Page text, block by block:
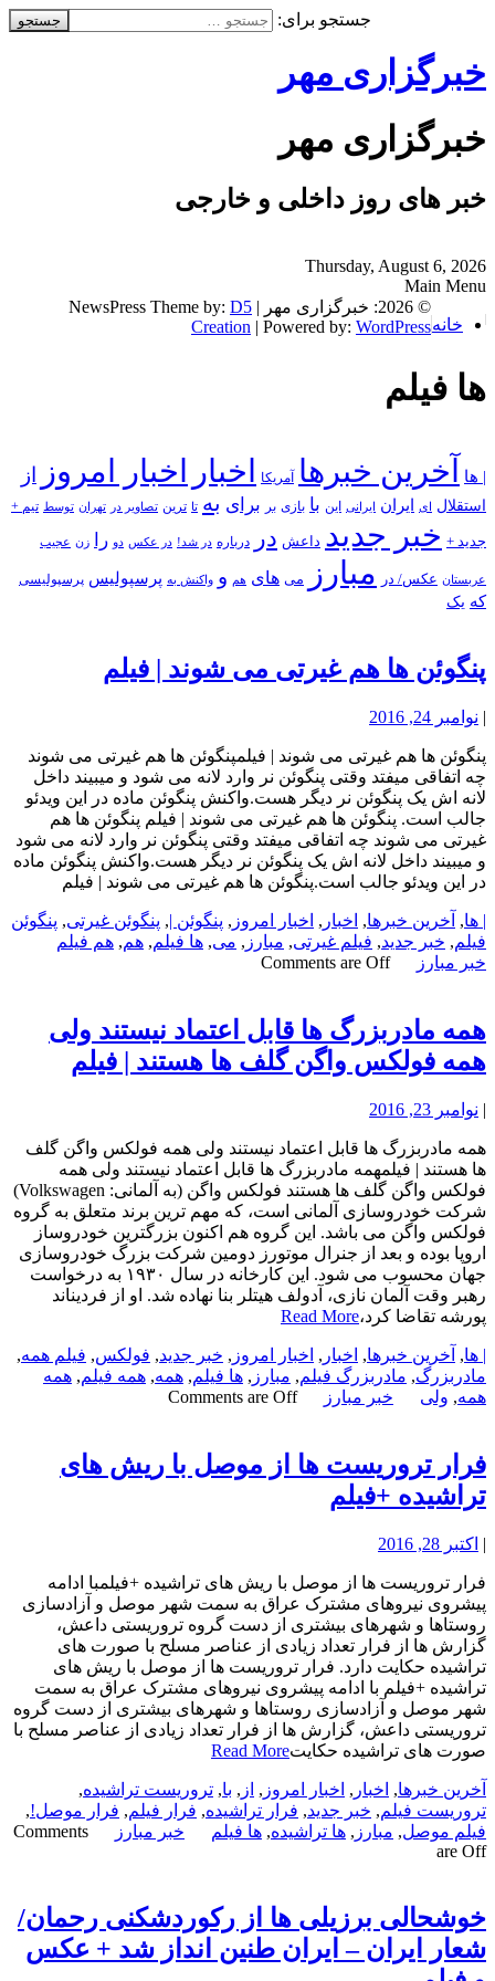
جستجو برای:
خبرگزاری مهر
خبرگزاری مهر
خبر های روز داخلی و خارجی
Thursday, August 6, 2026
Main Menu
خانه
ها فیلم
| ها آخرین خبرها آمریکا اخبار اخبار امروز
استقلال ای ایران ایرانی این با بازی بر برای به تا ترین تصاویر در تهران توسط تیم +
جدید + خبر جدید داعش در درباره در شد! در عکس دو را زن عجیب
عربستان عکس/ در مبارز می های هم و واکنش به پرسپولیس پرسپولیسی
که یک
پنگوئن ها هم غیرتی می شوند | فیلم
نوامبر 24, 2016
پنگوئن ها هم غیرتی می شوند | فیلمپنگوئن ها هم غیرتی می شوند
چه اتفاقی میفتد وقتی پنگوئن نر وارد لانه می شود و میبیند داخل
لانه اش یک پنگوئن نر دیگر هست.واکنش پنگوئن ماده در این ویدئو
جالب است. پنگوئن ها هم غیرتی می شوند | فیلم پنگوئن ها هم
غیرتی می شوند چه اتفاقی میفتد وقتی پنگوئن نر وارد لانه می شود
و میبیند داخل لانه اش یک پنگوئن نر دیگر هست.واکنش پنگوئن ماده
در این ویدئو جالب است.پنگوئن ها هم غیرتی می شوند | فیلم
| ها,آخرین خبرها,اخبار, اخبار امروز, پنگوئن | ,پنگوئن غیرتی ,پنگوئن
فیلم,خبر جدید,فیلم غیرتی ,مبارز , می ,ها فیلم,هم,هم فیلم
خبر مبارز
Comments are Off
همه مادربزرگ ها قابل اعتماد نیستند ولى
همه فولکس واگن گلف ها هستند | فیلم
نوامبر 23, 2016
همه مادربزرگ ها قابل اعتماد نیستند ولى همه فولکس واگن گلف
ها هستند | فیلمهمه مادربزرگ ها قابل اعتماد نیستند ولى همه
فولکس واگن گلف ها هستند فولکس واگن (به آلمانی: Volkswagen)
شرکت خودروسازی آلمانی است، که مهم ترین برند متعلق به گروه
فولکس واگن می باشد. این گروه هم اکنون بزرگترین خودروساز
اروپا بوده و بعد از جنرال موتورز دومین شرکت بزرگ خودروسازی
جهان محسوب می شود. این کارخانه در سال ۱۹۳۰ به درخواست
رهبر وقت آلمان نازی، آدولف هیتلر بنا نهاده شد. او از فردیناند
پورشه تقاضا کرد،Read More
| ها,آخرین خبرها,اخبار, اخبار امروز, خبر جدید,فولکس ,فیلم همه,
مادربزرگ,مادربزرگ فیلم,مبارز , ها فیلم,همه,همه فیلم,همه
همه,ولى خبر مبارز Comments are Off
فرار تروریست ها از موصل با ریش های
تراشیده +فیلم
اکتبر 28, 2016
فرار تروریست ها از موصل با ریش های تراشیده +فیلمبا ادامه
پیشروی نیروهای مشترک عراق به سمت شهر موصل و آزادسازی
روستاها و شهرهای بیشتری از دست گروه تروریستی داعش،
گزارش ها از فرار تعداد زیادی از عناصر مسلح با صورت های
تراشیده حکایت دارد. فرار تروریست ها از موصل با ریش های
تراشیده +فیلم با ادامه پیشروی نیروهای مشترک عراق به سمت
شهر موصل و آزادسازی روستاها و شهرهای بیشتری از دست گروه
تروریستی داعش، گزارش ها از فرار تعداد زیادی از عناصر مسلح با
صورت های تراشیده حکایتRead More
آخرین خبرها,اخبار, اخبار امروز, از , با ,تروریست تراشیده,
تروریست فیلم,خبر جدید,فرار تراشیده,فرار فیلم,فرار موصل! ,
فیلم موصل ,مبارز , ها تراشیده,ها فیلم خبر مبارز
Comments
are Off
خوشحالی برزیلی ها از رکوردشکنی رحمان/
شعار ایران – ایران طنین انداز شد + عکس
© 2026: خبرگزاری مهر | NewsPress Theme by:
D5
Creation | Powered by:WordPress